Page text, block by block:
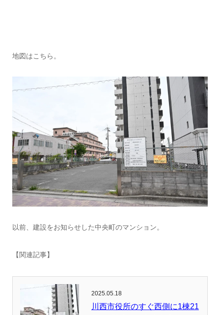
地図はこちら。
以前、建設をお知らせした中央町のマンション。
【関連記事】
2025.05.18
川西市役所のすぐ西側に1棟21